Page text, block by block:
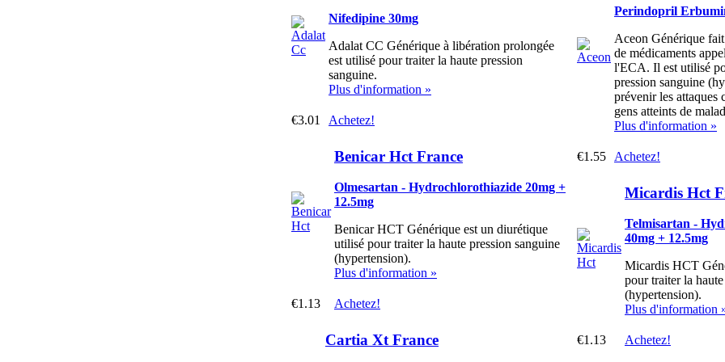
Nifedipine 30mg
Adalat CC Générique à libération prolongée
est utilisé pour traiter la haute pression
sanguine.
Plus d'information »
€3.01 Achetez!
Benicar Hct France
Olmesartan - Hydrochlorothiazide 20mg +
12.5mg
Benicar HCT Générique est un diurétique
utilisé pour traiter la haute pression sanguine
(hypertension).
Plus d'information »
€1.13 Achetez!
Cartia Xt France
Perindopril
Aceon Générique
de médicaments
l'ECA. Il est utilisé
pression sanguine
prévenir les attaques
gens atteints de
Plus d'information »
€1.55 Achetez!
Micardis Hct
Telmisartan -
40mg + 12.5mg
Micardis HCT
pour traiter la
(hypertension).
Plus d'information
€1.13 Achetez!